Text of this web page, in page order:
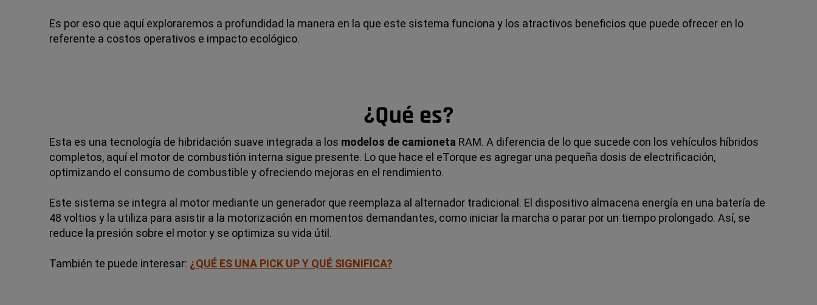
Es por eso que aquí exploraremos a profundidad la manera en la que este sistema funciona y los atractivos beneficios que puede ofrecer en lo
referente a costos operativos e impacto ecológico.
¿Qué es?
Esta es una tecnología de hibridación suave integrada a los modelos de camioneta RAM. A diferencia de lo que sucede con los vehículos híbridos
completos, aquí el motor de combustión interna sigue presente. Lo que hace el eTorque es agregar una pequeña dosis de electrificación,
optimizando el consumo de combustible y ofreciendo mejoras en el rendimiento.
Este sistema se integra al motor mediante un generador que reemplaza al alternador tradicional. El dispositivo almacena energía en una batería de
48 voltios y la utiliza para asistir a la motorización en momentos demandantes, como iniciar la marcha o parar por un tiempo prolongado. Así, se
reduce la presión sobre el motor y se optimiza su vida útil.
También te puede interesar: ¿QUÉ ES UNA PICK UP Y QUÉ SIGNIFICA?